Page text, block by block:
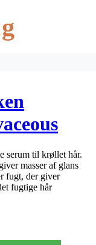
Swirl
Serum
serum til krøllet hår.
masser af glans
fugt, der giver
fugtige hår